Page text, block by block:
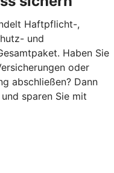
Haftpflicht-,
und
Haben Sie
oder
abschließen? Dann
sparen Sie mit